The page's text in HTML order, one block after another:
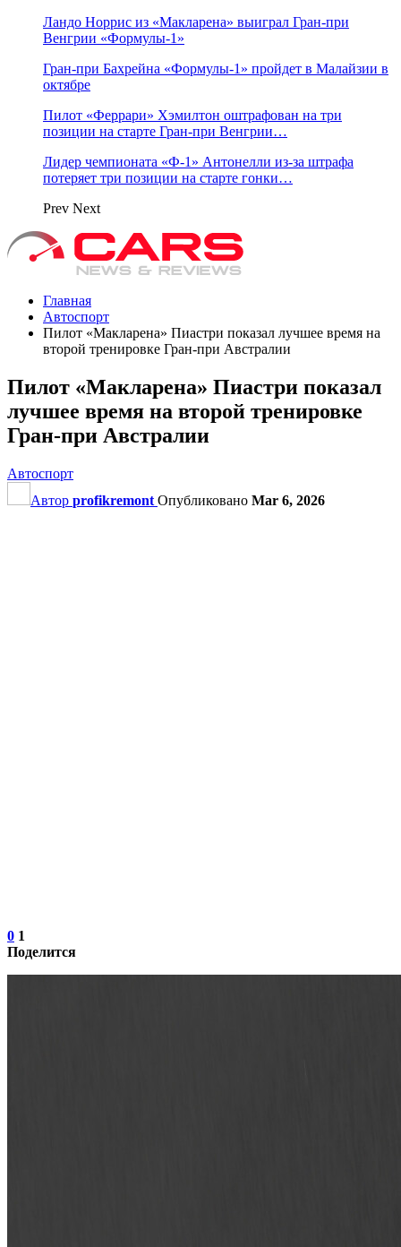
Ландо Норрис из «Макларена» выиграл Гран‑при
Венгрии «Формулы‑1»
Гран‑при Бахрейна «Формулы‑1» пройдет в Малайзии в
октябре
Пилот «Феррари» Хэмилтон оштрафован на три
позиции на старте Гран‑при Венгрии…
Лидер чемпионата «Ф‑1» Антонелли из‑за штрафа
потеряет три позиции на старте гонки…
Prev Next
Главная
Автоспорт
Пилот «Макларена» Пиастри показал лучшее время на
второй тренировке Гран‑при Австралии
Пилот «Макларена» Пиастри показал
лучшее время на второй тренировке
Гран‑при Австралии
Автоспорт
Автор profikremont Опубликовано Mar 6, 2026
0 1
Поделится